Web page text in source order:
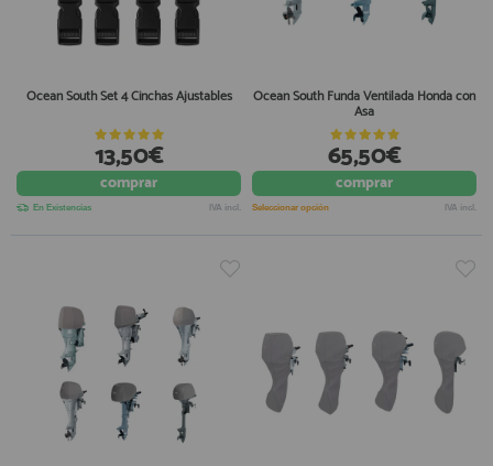
Ocean South Set 4 Cinchas Ajustables
13,50€
comprar
En Existencias IVA incl.
Ocean South Funda Ventilada Honda con
Asa
65,50€
comprar
Seleccionar opción IVA incl.